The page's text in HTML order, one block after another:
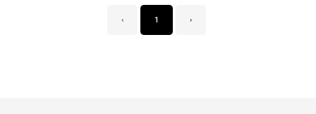
‹ 1 ›